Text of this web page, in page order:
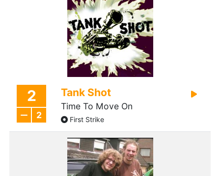
2
2
Tank Shot
Time To Move On
First Strike